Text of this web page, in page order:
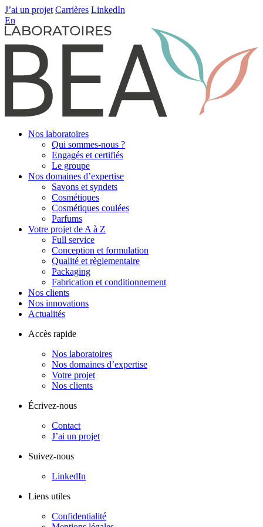
J’ai un projet Carrières LinkedIn
En
Nos laboratoires
Qui sommes-nous ?
Engagés et certifiés
Le groupe
Nos domaines d’expertise
Savons et syndets
Cosmétiques
Cosmétiques coulées
Parfums
Votre projet de A à Z
Full service
Conception et formulation
Qualité et règlementaire
Packaging
Fabrication et conditionnement
Nos clients
Nos innovations
Actualités
Accès rapide
Nos laboratoires
Nos domaines d’expertise
Votre projet
Nos clients
Écrivez-nous
Contact
J’ai un projet
Suivez-nous
LinkedIn
Liens utiles
Confidentialité